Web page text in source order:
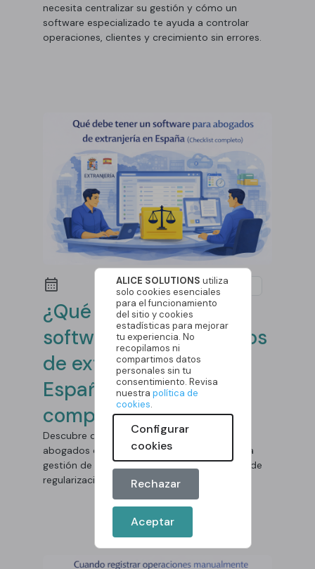
necesita centralizar su gestión y cómo un
software especializado te ayuda a controlar
operaciones, clientes y crecimiento sin errores.
Software
¿Qué debe tener un
software para abogados
de extranjería en
España? (Checklist
completo)
Descubre qué debe tener un software para
abogados de extranjería en España. Mejora la
gestión de clientes, expedientes y procesos de
regularización.
ALICE SOLUTIONSutiliza
solo cookies esenciales
para el funcionamiento
del sitio y cookies
estadísticas para mejorar
tu experiencia. No
recopilamos ni
compartimos datos
personales sin tu
consentimiento. Revisa
nuestrapolítica de
cookies.
Configurar
cookies
Rechazar
Aceptar